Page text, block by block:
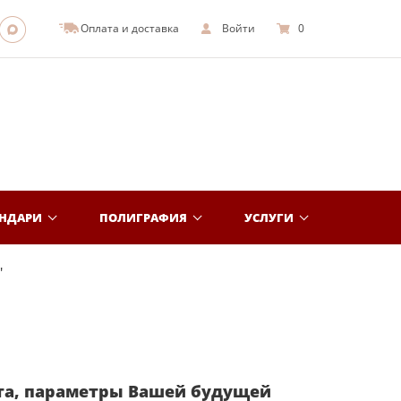
Оплата и доставка Войти 0
ПОЛИГРАФИЯ УСЛУГИ
параметры Вашей будущей